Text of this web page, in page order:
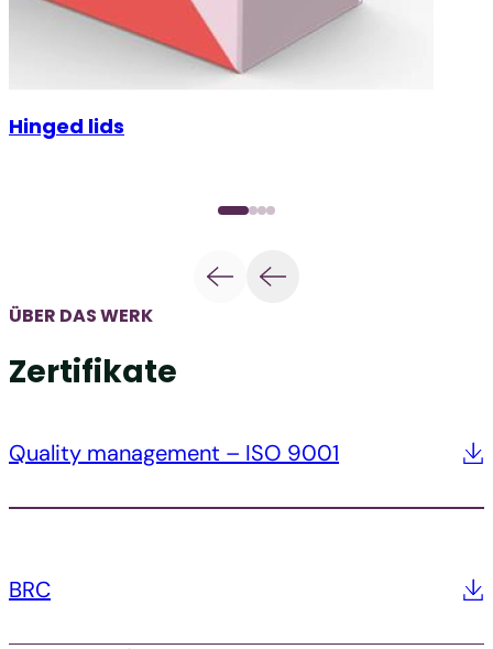
Hinged lids
ÜBER DAS WERK
Zertifikate
Quality management – ISO 9001
BRC